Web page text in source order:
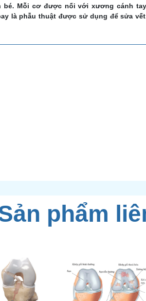
Mỗi cơ được nối với xương cánh
là phẫu thuật được sử dụng để sửa
phẩm